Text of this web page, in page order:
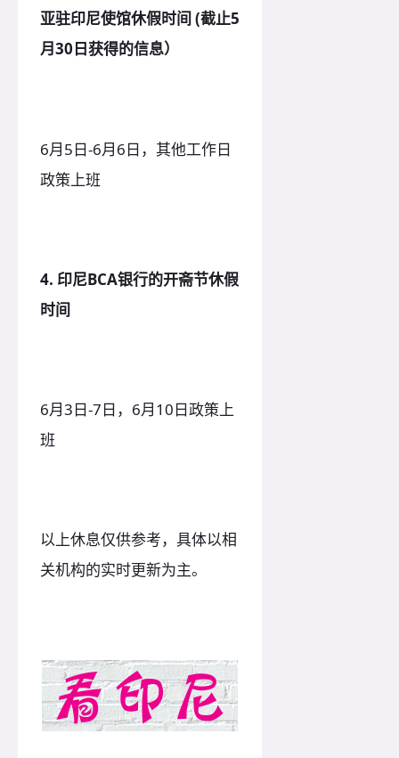
亚驻印尼使馆休假时间 (截止5
月30日获得的信息）
6月5日-6月6日，其他工作日
政策上班
4. 印尼BCA银行的开斋节休假
时间
6月3日-7日，6月10日政策上
班
以上休息仅供参考，具体以相
关机构的实时更新为主。